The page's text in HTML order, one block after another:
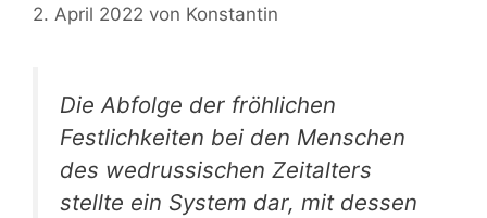
2. April 2022 von Konstantin
Die Abfolge der fröhlichen
Festlichkeiten bei den Menschen
des wedrussischen Zeitalters
stellte ein System dar, mit dessen